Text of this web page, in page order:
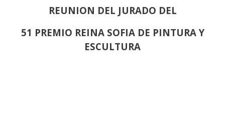
REUNION DEL JURADO DEL
51 PREMIO REINA SOFIA DE PINTURA Y
ESCULTURA